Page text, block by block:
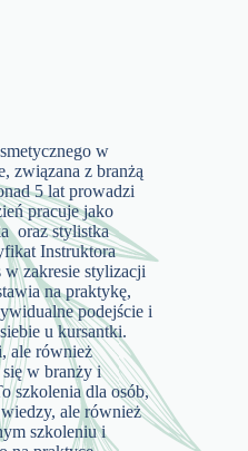
w
związana z branżą
5 lat prowadzi
pracuje jako
oraz stylistka
Instruktora
zakresie stylizacji
na praktykę,
podejście i
u kursantki.
ale również
w branży i
szkolenia dla osób,
ale również
szkoleniu i